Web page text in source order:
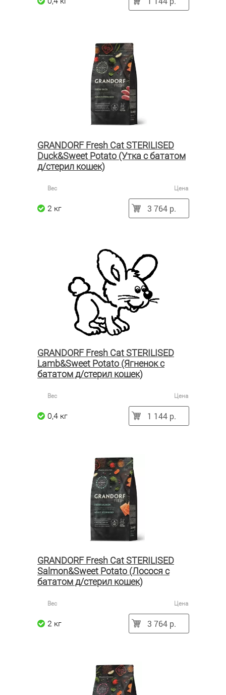
GRANDORF Fresh Cat STERILISED
Duck&Sweet Potato (Утка с бататом
д/стерил кошек)
Вес Цена
2 кг 3 764 р.
GRANDORF Fresh Cat STERILISED
Lamb&Sweet Potato (Ягненок с
бататом д/стерил кошек)
Вес Цена
0,4 кг 1 144 р.
GRANDORF Fresh Cat STERILISED
Salmon&Sweet Potato (Лосося с
бататом д/стерил кошек)
Вес Цена
2 кг 3 764 р.